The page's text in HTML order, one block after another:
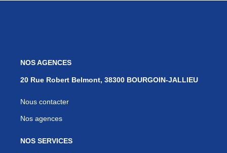
NOS AGENCES
20 Rue Robert Belmont, 38300 BOURGOIN-JALLIEU
Nous contacter
Nos agences
NOS SERVICES